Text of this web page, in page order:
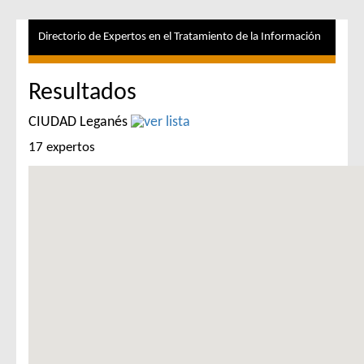
Directorio de Expertos en el Tratamiento de la Información
Resultados
CIUDAD Leganés
17 expertos